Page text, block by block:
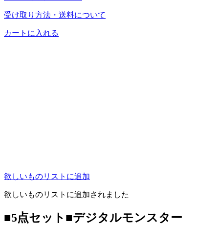
受け取り方法・送料について
カートに入れる
欲しいものリストに追加
欲しいものリストに追加されました
■5点セット■デジタルモンスター